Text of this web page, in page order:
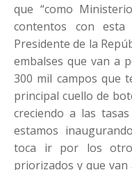
que “como
contentos con
Presidente de la
embalses que van a
300 mil campos que
principal cuello de
creciendo a las
estamos
toca ir por los
priorizados y que